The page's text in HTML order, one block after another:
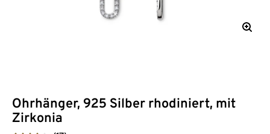
Ohrhänger, 925 Silber rhodiniert, mit
Zirkonia